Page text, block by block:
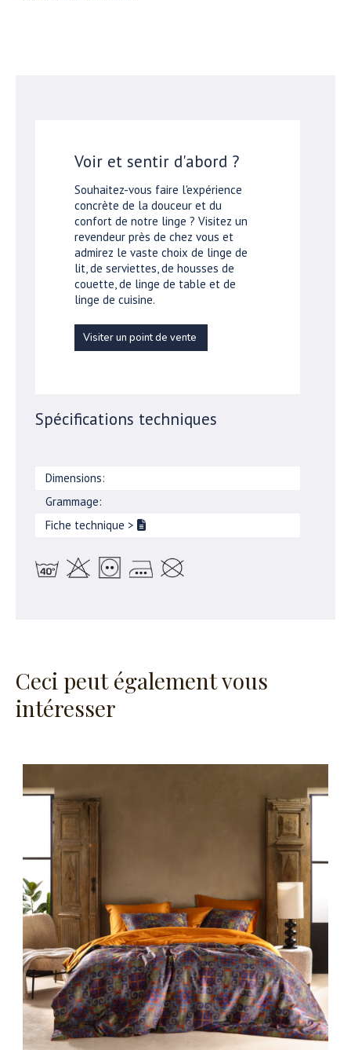
Voir et sentir d'abord ?
Souhaitez-vous faire l'expérience
concrète de la douceur et du
confort de notre linge ? Visitez un
revendeur près de chez vous et
admirez le vaste choix de linge de
lit, de serviettes, de housses de
couette, de linge de table et de
linge de cuisine.
Visiter un point de vente
Spécifications techniques
Dimensions:
Grammage:
Fiche technique >
Ceci peut également vous
intéresser